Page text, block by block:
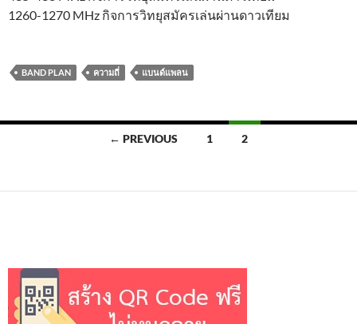
1260-1270 MHz กิจการวิทยุสมัครเล่นผ่านดาวเทียม
BAND PLAN ความถี่ แบนด์แพลน
← PREVIOUS 1 2